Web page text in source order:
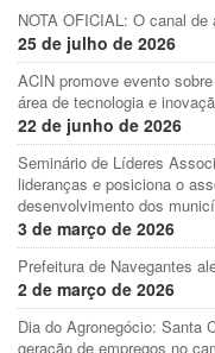
NOTA OFICIAL: O canal
25 de julho de 2026
ACIN promove evento
área de tecnologia e
22 de junho de 2026
Seminário de Líderes
lideranças e posiciona o
desenvolvimento dos
3 de março de 2026
Prefeitura de Navegantes
2 de março de 2026
Dia do Agronegócio: Santa
geração de empregos no